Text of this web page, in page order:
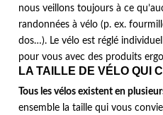
nous veillons toujours à ce
randonnées à vélo (p. ex.
dos…). Le vélo est réglé
pour vous avec des produits
LA TAILLE DE VÉLO QUI
Tous les vélos existent en
ensemble la taille qui vous